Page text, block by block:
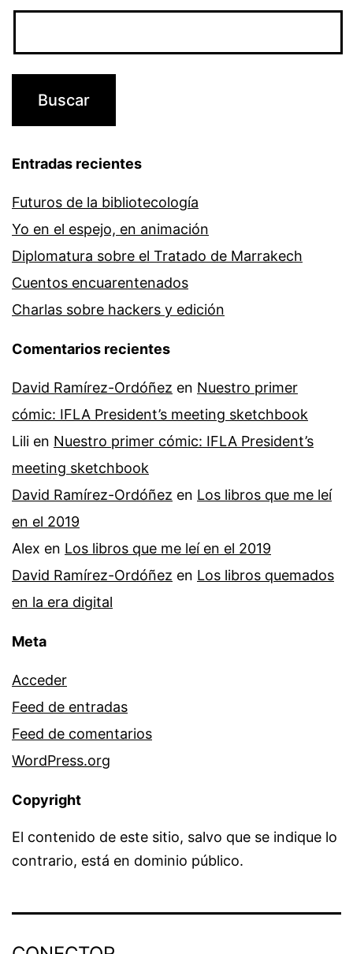
Entradas recientes
Futuros de la bibliotecología
Yo en el espejo, en animación
Diplomatura sobre el Tratado de Marrakech
Cuentos encuarentenados
Charlas sobre hackers y edición
Comentarios recientes
David Ramírez-Ordóñez en Nuestro primer
cómic: IFLA President’s meeting sketchbook
Lili en Nuestro primer cómic: IFLA President’s
meeting sketchbook
David Ramírez-Ordóñez en Los libros que me leí
en el 2019
Alex en Los libros que me leí en el 2019
David Ramírez-Ordóñez en Los libros quemados
en la era digital
Meta
Acceder
Feed de entradas
Feed de comentarios
WordPress.org
Copyright
El contenido de este sitio, salvo que se indique lo
contrario, está en dominio público.